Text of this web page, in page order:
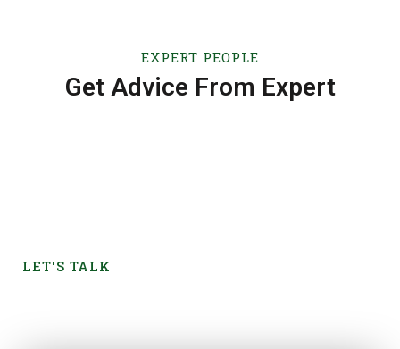
EXPERT PEOPLE
Get Advice From Expert
LET'S TALK